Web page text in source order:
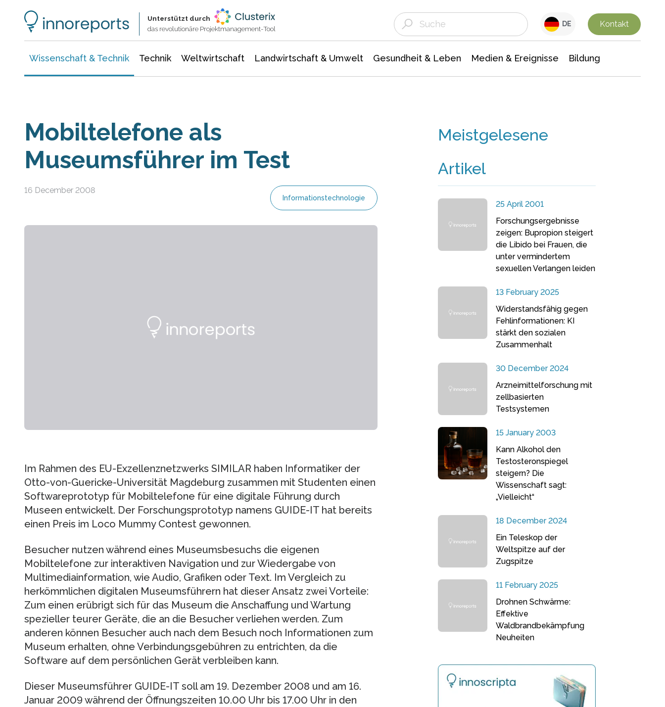
Unterstützt durch
das revolutionäre Projektmanagement-Tool
DE Kontakt
Wissenschaft & Technik Technik Weltwirtschaft Landwirtschaft & Umwelt Gesundheit & Leben Medien & Ereignisse Bildung
Mobiltelefone als
Museumsführer im Test
16 December 2008
Informationstechnologie
Im Rahmen des EU-Exzellenznetzwerks SIMILAR haben Informatiker der
Otto-von-Guericke-Universität Magdeburg zusammen mit Studenten einen
Softwareprototyp für Mobiltelefone für eine digitale Führung durch
Museen entwickelt. Der Forschungsprototyp namens GUIDE-IT hat bereits
einen Preis im Loco Mummy Contest gewonnen.
Besucher nutzen während eines Museumsbesuchs die eigenen
Mobiltelefone zur interaktiven Navigation und zur Wiedergabe von
Multimediainformation, wie Audio, Grafiken oder Text. Im Vergleich zu
herkömmlichen digitalen Museumsführern hat dieser Ansatz zwei Vorteile:
Zum einen erübrigt sich für das Museum die Anschaffung und Wartung
spezieller teurer Geräte, die an die Besucher verliehen werden. Zum
anderen können Besucher auch nach dem Besuch noch Informationen zum
Museum erhalten, ohne Verbindungsgebühren zu entrichten, da die
Software auf dem persönlichen Gerät verbleiben kann.
Dieser Museumsführer GUIDE-IT soll am 19. Dezember 2008 und am 16.
Januar 2009 während der Öffnungszeiten 10.00 Uhr bis 17.00 Uhr in den
Meistgelesene
Artikel
25 April 2001
Forschungsergebnisse
zeigen: Bupropion steigert
die Libido bei Frauen, die
unter vermindertem
sexuellen Verlangen leiden
13 February 2025
Widerstandsfähig gegen
Fehlinformationen: KI
stärkt den sozialen
Zusammenhalt
30 December 2024
Arzneimittelforschung mit
zellbasierten
Testsystemen
15 January 2003
Kann Alkohol den
Testosteronspiegel
steigern? Die
Wissenschaft sagt:
„Vielleicht“
18 December 2024
Ein Teleskop der
Weltspitze auf der
Zugspitze
11 February 2025
Drohnen Schwärme:
Effektive
Waldbrandbekämpfung
Neuheiten